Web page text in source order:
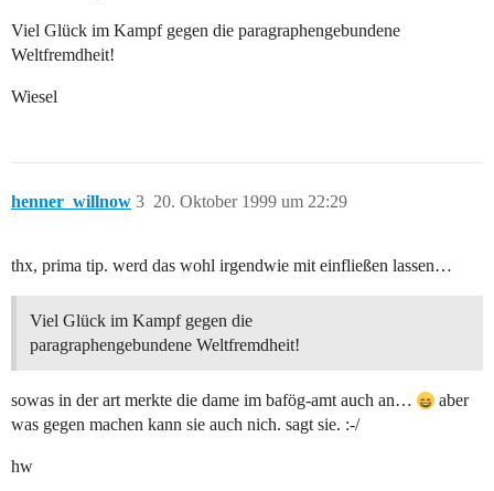
Viel Glück im Kampf gegen die paragraphengebundene
Weltfremdheit!
Wiesel
henner_willnow 20. Oktober 1999 um 22:29
3
thx, prima tip. werd das wohl irgendwie mit einfließen lassen…
Viel Glück im Kampf gegen die
paragraphengebundene Weltfremdheit!
sowas in der art merkte die dame im bafög-amt auch an…
aber
was gegen machen kann sie auch nich. sagt sie. :-/
hw